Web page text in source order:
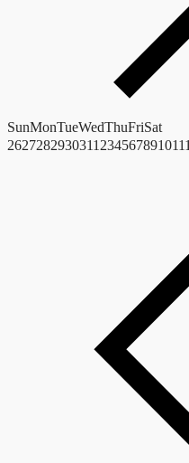
SunMonTueWedThuFriSat
2627282930311 234567891011